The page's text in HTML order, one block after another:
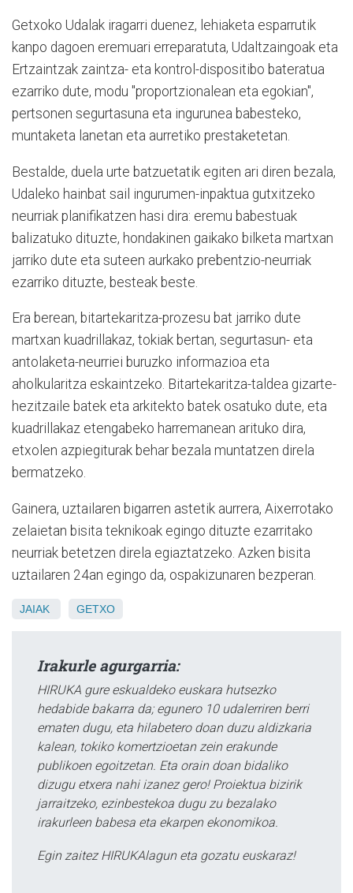
Getxoko Udalak iragarri duenez, lehiaketa esparrutik
kanpo dagoen eremuari erreparatuta, Udaltzaingoak eta
Ertzaintzak zaintza- eta kontrol-dispositibo bateratua
ezarriko dute, modu "proportzionalean eta egokian",
pertsonen segurtasuna eta ingurunea babesteko,
muntaketa lanetan eta aurretiko prestaketetan.
Bestalde, duela urte batzuetatik egiten ari diren bezala,
Udaleko hainbat sail ingurumen-inpaktua gutxitzeko
neurriak planifikatzen hasi dira: eremu babestuak
balizatuko dituzte, hondakinen gaikako bilketa martxan
jarriko dute eta suteen aurkako prebentzio-neurriak
ezarriko dituzte, besteak beste.
Era berean, bitartekaritza-prozesu bat jarriko dute
martxan kuadrillakaz, tokiak bertan, segurtasun- eta
antolaketa-neurriei buruzko informazioa eta
aholkularitza eskaintzeko. Bitartekaritza-taldea gizarte-
hezitzaile batek eta arkitekto batek osatuko dute, eta
kuadrillakaz etengabeko harremanean arituko dira,
etxolen azpiegiturak behar bezala muntatzen direla
bermatzeko.
Gainera, uztailaren bigarren astetik aurrera, Aixerrotako
zelaietan bisita teknikoak egingo dituzte ezarritako
neurriak betetzen direla egiaztatzeko. Azken bisita
uztailaren 24an egingo da, ospakizunaren bezperan.
JAIAK GETXO
Irakurle agurgarria:
HIRUKA gure eskualdeko euskara hutsezko
hedabide bakarra da; egunero 10 udalerriren berri
ematen dugu, eta hilabetero doan duzu aldizkaria
kalean, tokiko komertzioetan zein erakunde
publikoen egoitzetan. Eta orain doan bidaliko
dizugu etxera nahi izanez gero! Proiektua bizirik
jarraitzeko, ezinbestekoa dugu zu bezalako
irakurleen babesa eta ekarpen ekonomikoa.
Egin zaitez HIRUKAlagun eta gozatu euskaraz!